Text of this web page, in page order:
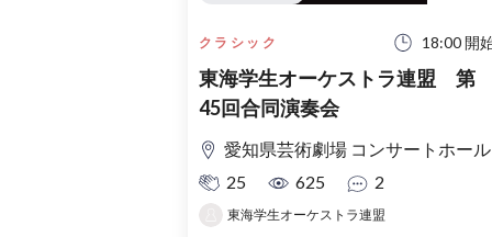
クラシック 18:00 開
東海学生オーケストラ連盟 第
45回合同演奏会
愛知県芸術劇場 コンサートホール
25
625 2
東海学生オーケストラ連盟